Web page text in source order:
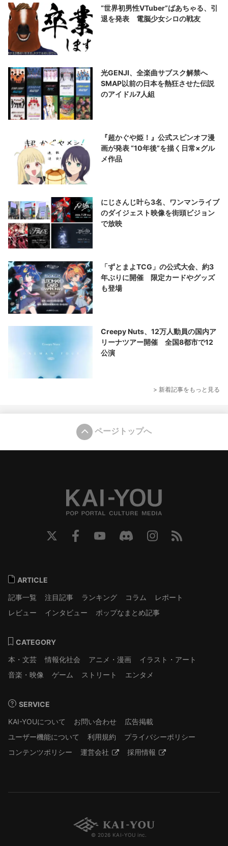
“世界初男性VTuber”ばあちゃる、引
退を発表 電脳少女シロの戦友
光GENJI、全楽曲サブスク解禁へ
SMAP以前の日本を熱狂させた伝説
のアイドル7人組
『超かぐや姫！』公式スピンオフ漫
画が発表 “10年後”を描く日常×グル
メ作品
にじさんじ叶ら3名、ワンマンライブ
のダイジェスト映像を街頭ビジョン
で放映
「ずとまよTCG」の公式大会、約3
年ぶりに開催 限定カードやグッズ
も登場
Creepy Nuts、12万人動員の国内ア
リーナツアー開催 全国8都市で12
公演
> 新着記事をもっと見る
ページトップへ
ARTICLE
記事一覧
注目記事 ランキング コラム
レポート
レビュー
インタビュー ポップなまとめ記事
CATEGORY
本・文芸
情報化社会 アニメ・漫画
イラスト・アート
音楽・映像
ゲーム ストリート エンタメ
SERVICE
KAI-YOUについて
お問い合わせ
広告掲載
ユーザー機能について
利用規約
プライバシーポリシー
コンテンツポリシー
運営会社 採用情報
© 2026 KAI-YOU inc.